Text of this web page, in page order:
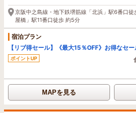
京阪中之島線・地下鉄堺筋線「北浜」駅6番口
屋橋」駅11番口徒歩 約5分
宿泊プラン
【リブ得セール】《最大15％OFF》お得なセー
ポイントUP
MAPを見る